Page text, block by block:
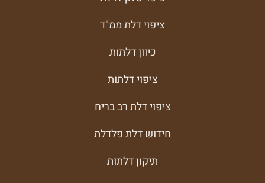
ציפוי דלת ממ"ד
כיוון דלתות
ציפוי דלתות
ציפוי דלת רב בריח
חידוש דלת פלדלת
תיקון דלתות